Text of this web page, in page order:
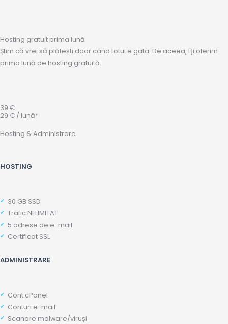
Hosting gratuit prima lună
Știm că vrei să plătești doar când totul e gata. De aceea, îți oferim
prima lună de hosting gratuită.
39 €
29 € / lună*
Hosting & Administrare
HOSTING
30 GB SSD
Trafic NELIMITAT
5 adrese de e-mail
Certificat SSL
ADMINISTRARE
Cont cPanel
Conturi e-mail
Scanare malware/viruși